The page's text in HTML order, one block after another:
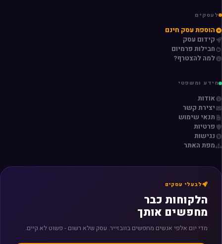
לעסקים
הוספת עסק חינם
קידום עסק
חבילות פרמיום
למה להצטרף?
מידע ומשפטי
אודות
יצירת קשר
תנאי שימוש
פרטיות
נגישות
מפת האתר
לבעלי עסקים
הלקוחות כבר
מחפשים אותך
מדי יום אלפי אנשים מחפשים בוובזייר. עסק שלא רשום - פשוט לא קיים.